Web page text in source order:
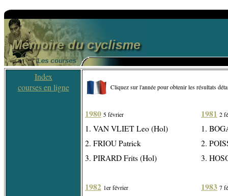
Index
courses en ligne
Cliquez sur l'année pour obtenir les résultats
1980 5 février
1. VAN VLIET Leo (Hol)
2. FRIOU Patrick
3. PIRARD Frits (Hol)
1982 1er février
1981 2
1.
2.
3.
1983 7